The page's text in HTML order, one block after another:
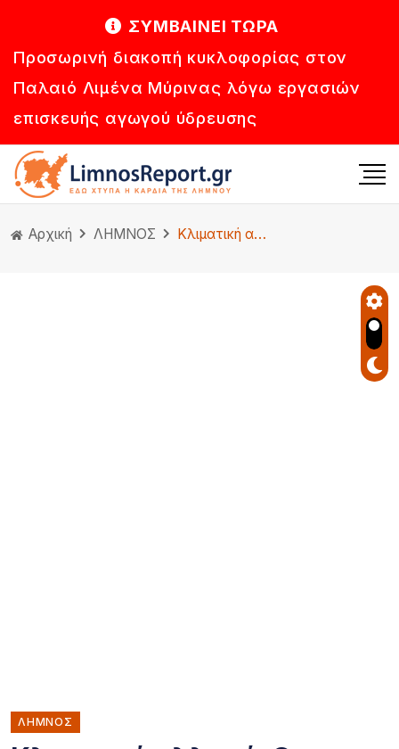
ΣΥΜΒΑΙΝΕΙ ΤΩΡΑ
Προσωρινή διακοπή κυκλοφορίας στον
Παλαιό Λιμένα Μύρινας λόγω εργασιών
επισκευής αγωγού ύδρευσης
Αρχική ΛΗΜΝΟΣ Κλιματική αλλαγή: Οι Γάλλοι αμπελουργοί φυτεύουν δέντρα για να προστατεύσουν τα αμπέλια τους
ΛΗΜΝΟΣ